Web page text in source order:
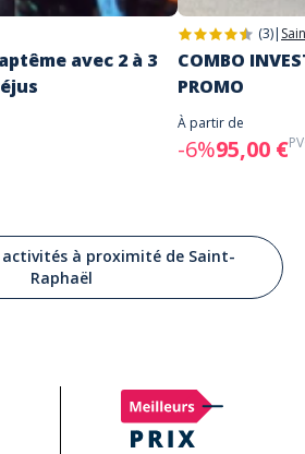
avec 2 à 3
(3)|
COMBO
PROMO
À partir de
-6%95,00 €
à proximité de Saint-
Raphaël